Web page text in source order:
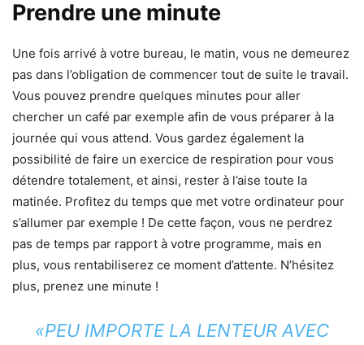
Prendre une minute
Une fois arrivé à votre bureau, le matin, vous ne demeurez
pas dans l’obligation de commencer tout de suite le travail.
Vous pouvez prendre quelques minutes pour aller
chercher un café par exemple afin de vous préparer à la
journée qui vous attend. Vous gardez également la
possibilité de faire un exercice de respiration pour vous
détendre totalement, et ainsi, rester à l’aise toute la
matinée. Profitez du temps que met votre ordinateur pour
s’allumer par exemple ! De cette façon, vous ne perdrez
pas de temps par rapport à votre programme, mais en
plus, vous rentabiliserez ce moment d’attente. N’hésitez
plus, prenez une minute !
«PEU IMPORTE LA LENTEUR AVEC